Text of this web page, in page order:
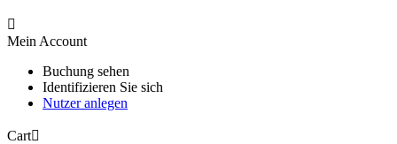

Mein Account
Buchung sehen
Identifizieren Sie sich
Nutzer anlegen
Cart